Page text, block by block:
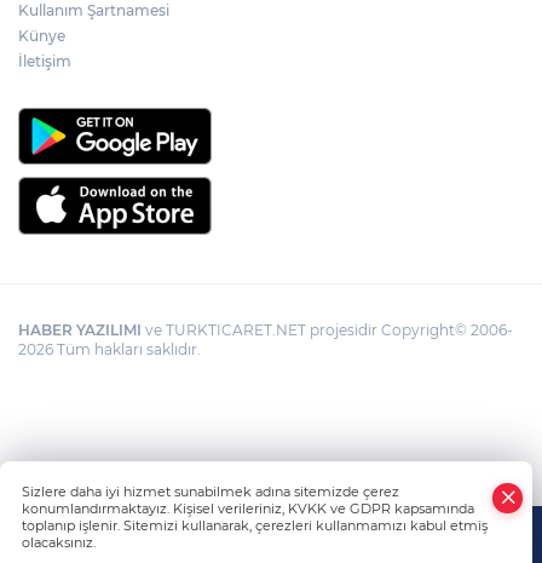
Kullanım Şartnamesi
Künye
İletişim
HABER YAZILIMI ve TURKTICARET.NET projesidir Copyright© 2006-
2026 Tüm hakları saklıdır.
Sizlere daha iyi hizmet sunabilmek adına sitemizde çerez
konumlandırmaktayız. Kişisel verileriniz, KVKK ve GDPR kapsamında
toplanıp işlenir. Sitemizi kullanarak, çerezleri kullanmamızı kabul etmiş
olacaksınız.